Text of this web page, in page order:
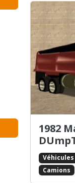
1982
Véhicules
Camions